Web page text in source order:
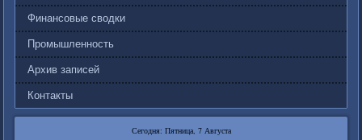
Финансовые сводки
Промышленность
Архив записей
Контакты
Сегодня: Пятница, 7 Августа